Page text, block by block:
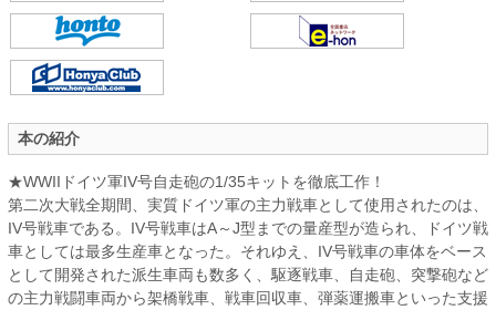
本の紹介
★WWIIドイツ軍IV号自走砲の1/35キットを徹底工作！
第二次大戦全期間、実質ドイツ軍の主力戦車として使用されたのは、
IV号戦車である。IV号戦車はA～J型までの量産型が造られ、ドイツ戦
車としては最多生産車となった。それゆえ、IV号戦車の車体をベース
として開発された派生車両も数多く、駆逐戦車、自走砲、突撃砲など
の主力戦闘車両から架橋戦車、戦車回収車、弾薬運搬車といった支援